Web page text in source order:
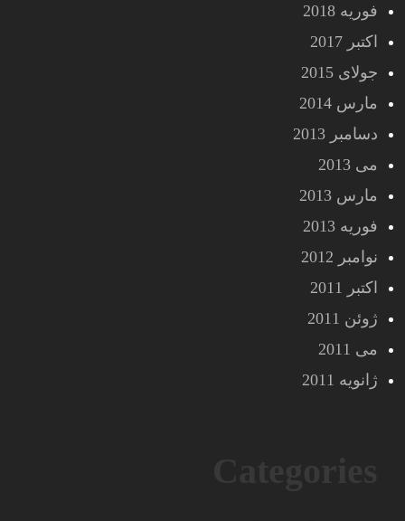
فوریه 2018
اکتبر 2017
جولای 2015
مارس 2014
دسامبر 2013
می 2013
مارس 2013
فوریه 2013
نوامبر 2012
اکتبر 2011
ژوئن 2011
می 2011
ژانویه 2011